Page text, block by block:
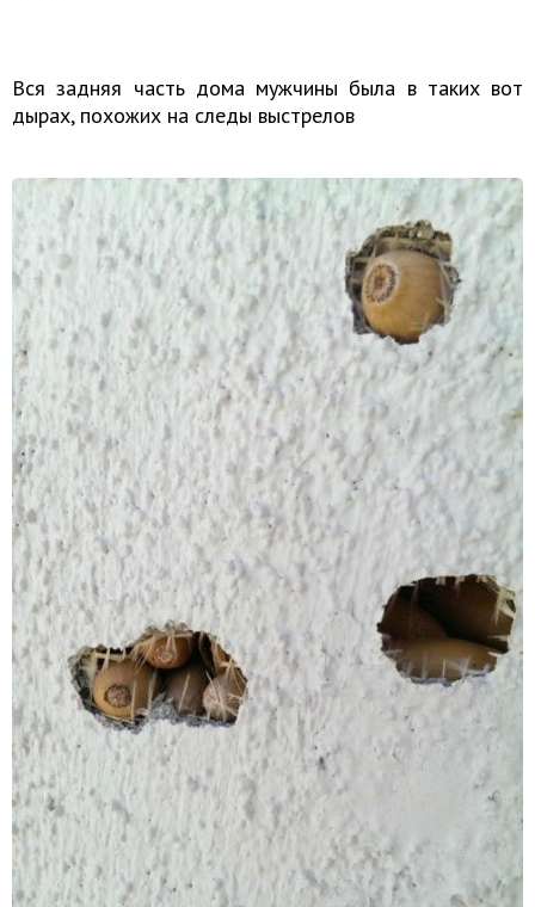
Вся задняя часть дома мужчины была в таких вот
дырах, похожих на следы выстрелов